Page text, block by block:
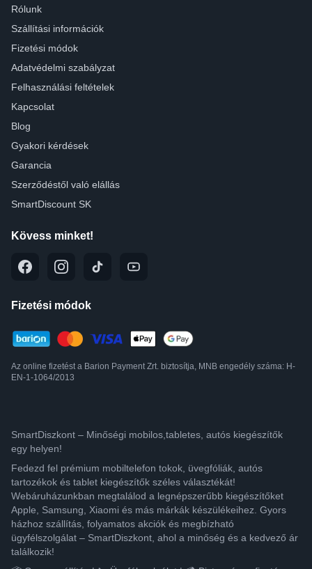
Rólunk
Szállítási információk
Fizetési módok
Adatvédelmi szabályzat
Felhasználási feltételek
Kapcsolat
Blog
Gyakori kérdések
Garancia
Szerződéstől való elállás
SmartDiscount SK
Kövess minket!
Fizetési módok
Az online fizetést a Barion Payment Zrt. biztosítja, MNB engedély száma: H-
EN-1-1064/2013
SmartDiszkont – Minőségi mobilos,tabletes, autós kiegészítők
egy helyen!
Fedezd fel prémium mobiltelefon tokok, üvegfóliák, autós
tartozékok és tablet kiegészítők széles választékát!
Webáruházunkban megtalálod a legnépszerűbb kiegészítőket
Apple, Samsung, Xiaomi és más márkák készülékeihez. Gyors
házhoz szállítás, folyamatos akciók és megbízható
ügyfélszolgálat – SmartDiszkont, ahol a minőség és a kedvező ár
találkozik!